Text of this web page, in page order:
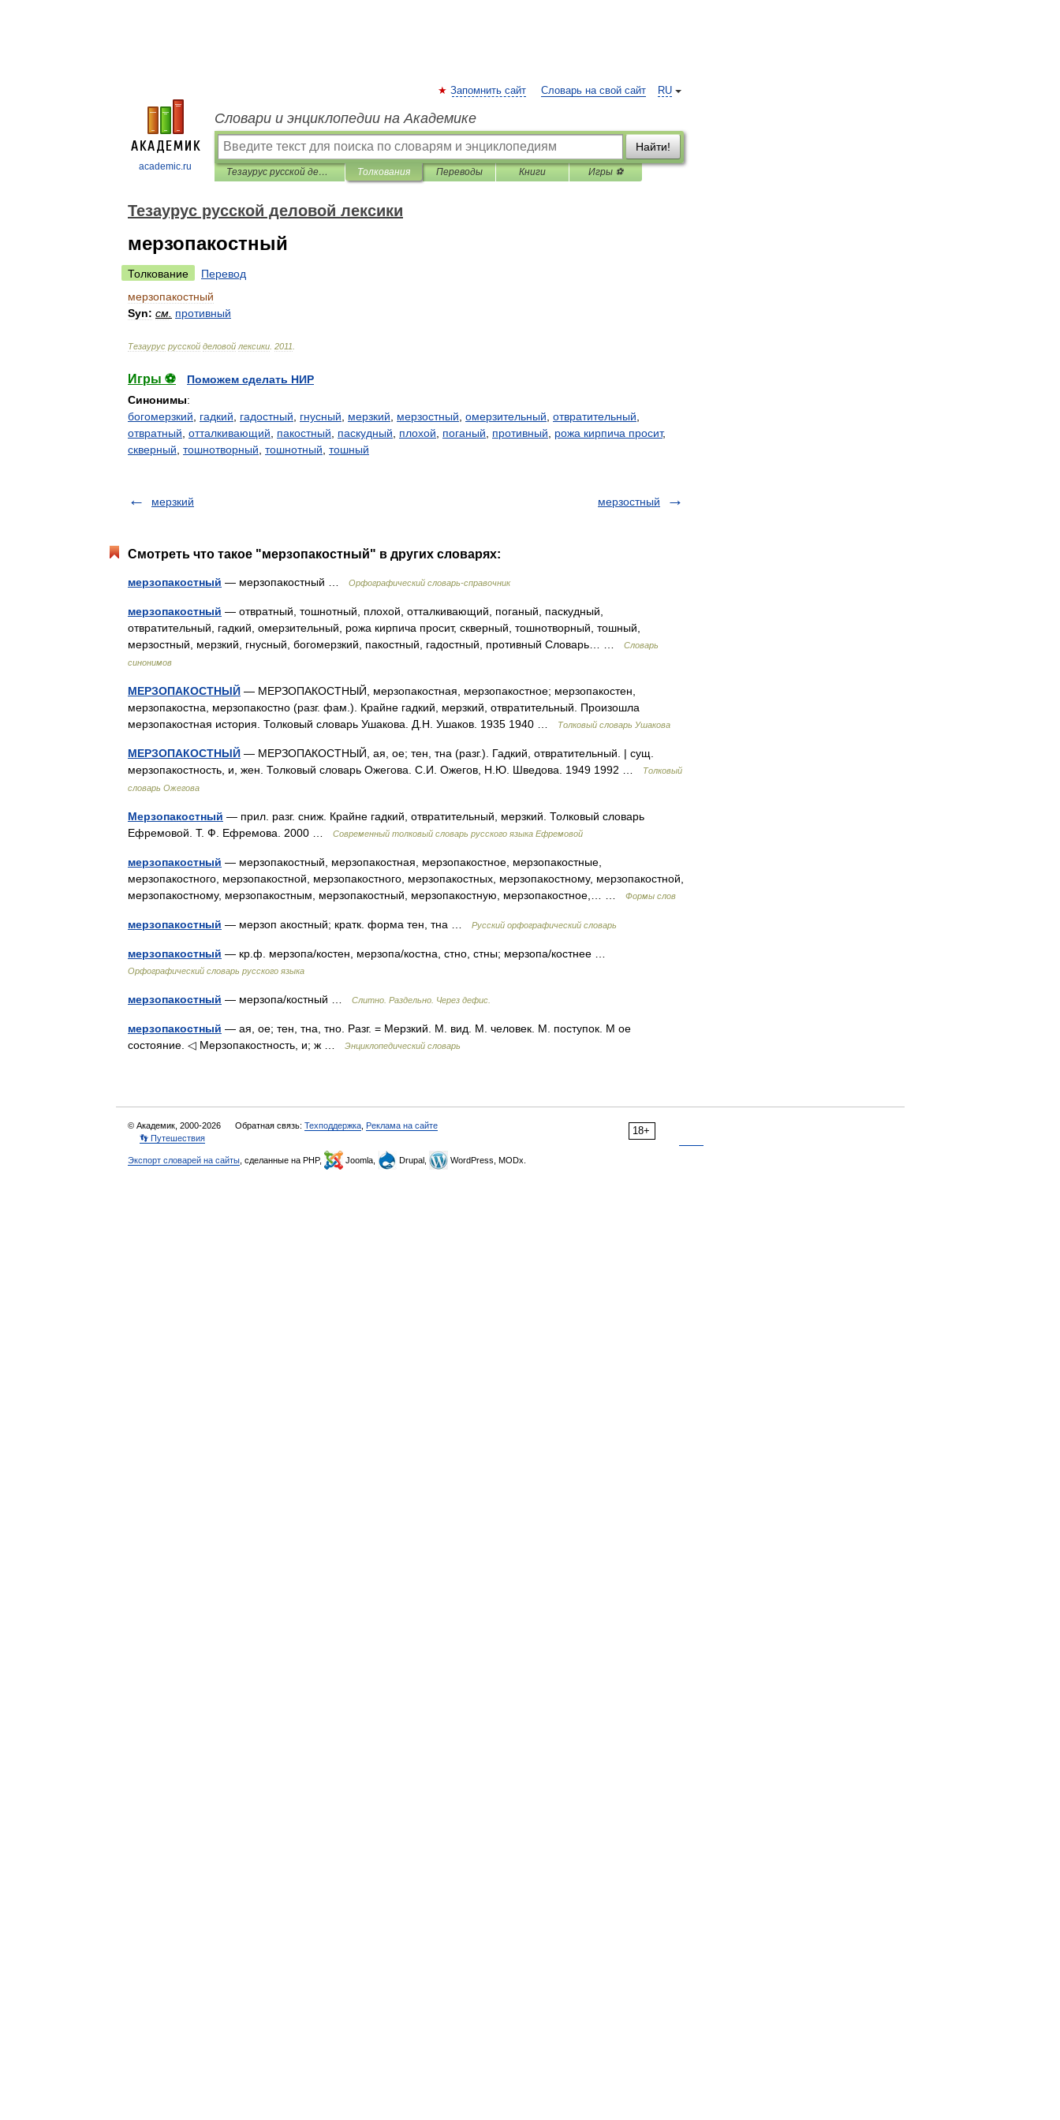
academic.ru
RU
Запомнить сайт Словарь на свой сайт
Словари и энциклопедии на Академике
Найти!
Тезаурус русской деловой лексики Толкования Переводы Книги Игры ⚽
Тезаурус русской деловой лексики
мерзопакостный
Толкование
Перевод
мерзопакостный
Syn: см противный
Тезаурус русской деловой лексики 2011
Игры ⚽
Поможем сделать НИР
Синонимы:
богомерзкий
гадкий гадостный гнусный мерзкий мерзостный омерзительный отвратительный
отвратный отталкивающий пакостный паскудный плохой поганый противный рожа кирпича просит,
скверный тошнотворный тошнотный тошный
мерзкий мерзостный
Смотреть что такое "мерзопакостный" в других словарях:
мерзопакостный — мерзопакостный … Орфографический словарь-справочник
мерзопакостный — отвратный, тошнотный, плохой, отталкивающий, поганый, паскудный,
отвратительный, гадкий, омерзительный, рожа кирпича просит, скверный, тошнотворный, тошный,
мерзостный, мерзкий, гнусный, богомерзкий, пакостный, гадостный, противный Словарь… …
Словарь
синонимов
МЕРЗОПАКОСТНЫЙ — МЕРЗОПАКОСТНЫЙ, мерзопакостная, мерзопакостное; мерзопакостен,
мерзопакостна, мерзопакостно (разг. фам.). Крайне гадкий, мерзкий, отвратительный. Произошла
мерзопакостная история. Толковый словарь Ушакова. Д.Н. Ушаков. 1935 1940 …
Толковый словарь Ушакова
МЕРЗОПАКОСТНЫЙ — МЕРЗОПАКОСТНЫЙ, ая, ое; тен, тна (разг.). Гадкий, отвратительный. | сущ.
мерзопакостность, и, жен. Толковый словарь Ожегова. С.И. Ожегов, Н.Ю. Шведова. 1949 1992 …
Толковый
словарь Ожегова
Мерзопакостный — прил. разг. сниж. Крайне гадкий, отвратительный, мерзкий. Толковый словарь
Ефремовой. Т. Ф. Ефремова. 2000 …
Современный толковый словарь русского языка Ефремовой
мерзопакостный — мерзопакостный, мерзопакостная, мерзопакостное, мерзопакостные,
мерзопакостного, мерзопакостной, мерзопакостного, мерзопакостных, мерзопакостному, мерзопакостной,
мерзопакостному, мерзопакостным, мерзопакостный, мерзопакостную, мерзопакостное,… …
Формы слов
мерзопакостный — мерзоп акостный; кратк. форма тен, тна … Русский орфографический словарь
мерзопакостный — кр.ф. мерзопа/костен, мерзопа/костна, стно, стны; мерзопа/костнее …
Орфографический словарь русского языка
мерзопакостный — мерзопа/костный … Слитно. Раздельно. Через дефис.
мерзопакостный — ая, ое; тен, тна, тно. Разг. = Мерзкий. М. вид. М. человек. М. поступок. М ое
состояние. ◁ Мерзопакостность, и; ж …
Энциклопедический словарь
18+
© Академик, 2000-2026 Обратная связь: Техподдержка Реклама на сайте
👣 Путешествия
Экспорт словарей на сайты , сделанные на PHP, Joomla, Drupal, WordPress, MODx.